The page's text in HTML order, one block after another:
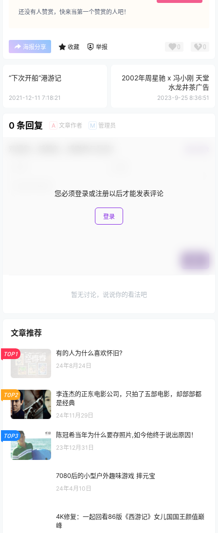
还没有人赞赏，快来当第一个赞赏的人吧！
海报分享 收藏 举报 0 0
“下次开船”港游记
2021-12-11 7:18:21
2002年周星驰 x 冯小刚 天堂
水龙井茶广告
2023-9-25 8:36:51
0 条回复 A 文章作者 M 管理员
您必须登录或注册以后才能发表评论
登录
暂无讨论，说说你的看法吧
文章推荐
TOP1 有的人为什么喜欢怀旧?
24年8月24日
TOP2
李连杰的正东电影公司，只拍了五部电影，却部部都
是经典
24年11月29日
TOP3 陈冠希当年为什么要存照片,如今他终于说出原因！
23年12月31日
7080后的小型户外趣味游戏 摔元宝
24年4月10日
4K修复：一起回看86版《西游记》女儿国国王颜值巅
峰